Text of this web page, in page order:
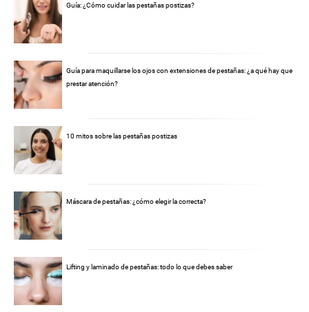
Guía: ¿Cómo cuidar las pestañas postizas?
Guía para maquillarse los ojos con extensiones de pestañas: ¿a qué hay que
prestar atención?
10 mitos sobre las pestañas postizas
Máscara de pestañas: ¿cómo elegir la correcta?
Lifting y laminado de pestañas: todo lo que debes saber